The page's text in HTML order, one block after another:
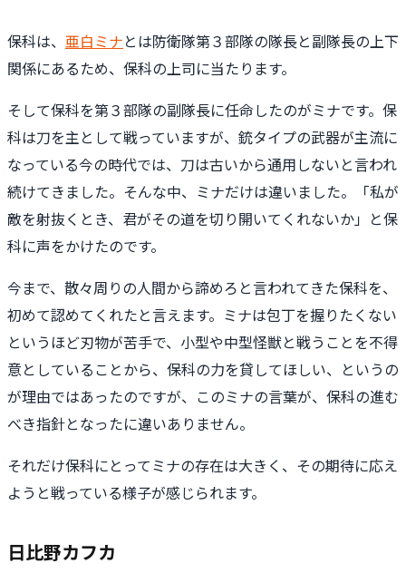
保科は、 亜白ミナとは防衛隊第３部隊の隊長と副隊長の上下
関係にあるため、保科の上司に当たります。
そして保科を第３部隊の副隊長に任命したのがミナです。保
科は刀を主として戦っていますが、銃タイプの武器が主流に
なっている今の時代では、刀は古いから通用しないと言われ
続けてきました。そんな中、ミナだけは違いました。「私が
敵を射抜くとき、君がその道を切り開いてくれないか」と保
科に声をかけたのです。
今まで、散々周りの人間から諦めろと言われてきた保科を、
初めて認めてくれたと言えます。ミナは包丁を握りたくない
というほど刃物が苦手で、小型や中型怪獣と戦うことを不得
意としていることから、保科の力を貸してほしい、というの
が理由ではあったのですが、このミナの言葉が、保科の進む
べき指針となったに違いありません。
それだけ保科にとってミナの存在は大きく、その期待に応え
ようと戦っている様子が感じられます。
日比野カフカ